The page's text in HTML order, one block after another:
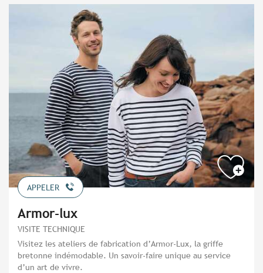
APPELER
Armor-lux
VISITE TECHNIQUE
Visitez les ateliers de fabrication d’Armor-Lux, la griffe
bretonne indémodable. Un savoir-faire unique au service
d’un art de vivre.